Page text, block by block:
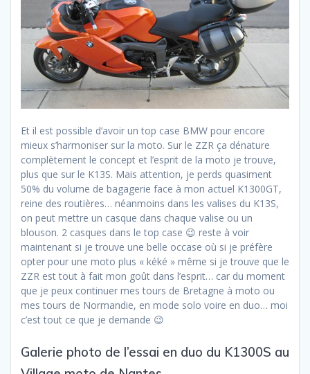
Et il est possible d’avoir un top case BMW pour encore
mieux s’harmoniser sur la moto. Sur le ZZR ça dénature
complètement le concept et l’esprit de la moto je trouve,
plus que sur le K13S. Mais attention, je perds quasiment
50% du volume de bagagerie face à mon actuel K1300GT,
reine des routières… néanmoins dans les valises du K13S,
on peut mettre un casque dans chaque valise ou un
blouson. 2 casques dans le top case 😉 reste à voir
maintenant si je trouve une belle occase où si je préfère
opter pour une moto plus « kéké » même si je trouve que le
ZZR est tout à fait mon goût dans l’esprit… car du moment
que je peux continuer mes tours de Bretagne à moto ou
mes tours de Normandie, en mode solo voire en duo… moi
c’est tout ce que je demande 😉
Galerie photo de l’essai en duo du K1300S au